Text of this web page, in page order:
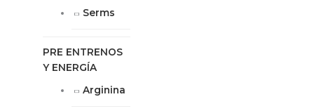
Serms
PRE ENTRENOS
Y ENERGÍA
Arginina